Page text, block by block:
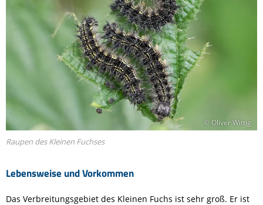
Lebensweise und Vorkommen
© Oliver Wittig
Raupen des Kleinen Fuchses
Das Verbreitungsgebiet des Kleinen Fuchs ist sehr groß. Er ist